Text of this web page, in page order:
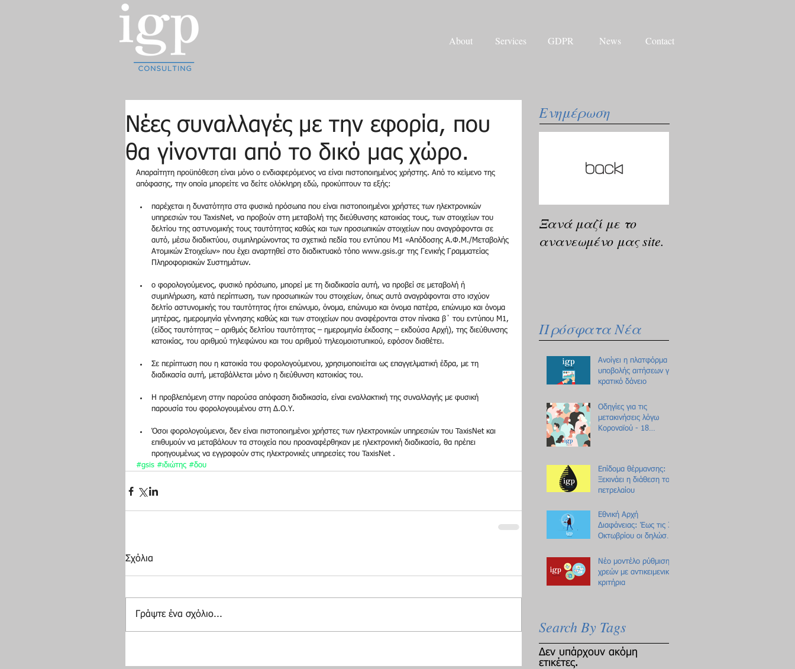
Nέες συναλλαγές με την εφορία, που
θα γίνονται από το δικό μας χώρο.
Απαραίτητη προϋπόθεση είναι μόνο ο ενδιαφερόμενος να είναι πιστοποιημένος χρήστης. Από το κείμενο της
απόφασης, την οποία μπορείτε να δείτε ολόκληρη εδώ, προκύπτουν τα εξής:
παρέχεται η δυνατότητα στα φυσικά πρόσωπα που είναι πιστοποιημένοι χρήστες των ηλεκτρονικών
υπηρεσιών του TaxisNet, να προβούν στη μεταβολή της διεύθυνσης κατοικίας τους, των στοιχείων του
δελτίου της αστυνομικής τους ταυτότητας καθώς και των προσωπικών στοιχείων που αναγράφονται σε
αυτό, μέσω διαδικτύου, συμπληρώνοντας τα σχετικά πεδία του εντύπου Μ1 «Απόδοσης Α.Φ.Μ./Μεταβολής
Ατομικών Στοιχείων» που έχει αναρτηθεί στο διαδικτυακό τόπο www.gsis.gr της Γενικής Γραμματείας
Πληροφοριακών Συστημάτων.
ο φορολογούμενος, φυσικό πρόσωπο, μπορεί με τη διαδικασία αυτή, να προβεί σε μεταβολή ή
συμπλήρωση, κατά περίπτωση, των προσωπικών του στοιχείων, όπως αυτά αναγράφονται στο ισχύον
δελτίο αστυνομικής του ταυτότητας ήτοι επώνυμο, όνομα, επώνυμο και όνομα πατέρα, επώνυμο και όνομα
μητέρας, ημερομηνία γέννησης καθώς και των στοιχείων που αναφέρονται στον πίνακα β΄ του εντύπου Μ1,
(είδος ταυτότητας – αριθμός δελτίου ταυτότητας – ημερομηνία έκδοσης – εκδούσα Αρχή), της διεύθυνσης
κατοικίας, του αριθμού τηλεφώνου και του αριθμού τηλεομοιοτυπικού, εφόσον διαθέτει.
Σε περίπτωση που η κατοικία του φορολογούμενου, χρησιμοποιείται ως επαγγελματική έδρα, με τη
διαδικασία αυτή, μεταβάλλεται μόνο η διεύθυνση κατοικίας του.
Η προβλεπόμενη στην παρούσα απόφαση διαδικασία, είναι εναλλακτική της συναλλαγής με φυσική
παρουσία του φορολογουμένου στη Δ.Ο.Υ.
Όσοι φορολογούμενοι, δεν είναι πιστοποιημένοι χρήστες των ηλεκτρονικών υπηρεσιών του TaxisΝet και
επιθυμούν να μεταβάλουν τα στοιχεία που προαναφέρθηκαν με ηλεκτρονική διαδικασία, θα πρέπει
προηγουμένως να εγγραφούν στις ηλεκτρονικές υπηρεσίες του TaxisΝet .
#gsis #ιδιώτης #δου
Σχόλια
Γράψτε ένα σχόλιο...
Ενημέρωση
Ξανά μαζί με το
ανανεωμένο μας site.
Πρόσφατα Νέα
Ανοίγει η πλατφόρμα
υποβολής αιτήσεων για
κρατικό δάνειο
Οδηγίες για τις
μετακινήσεις λόγω
Κοροναϊού - 18
Επίδομα θέρμανσης:
Ξεκινάει η διάθεση του
πετρελαίου
Εθνική Αρχή
Διαφάνειας: Έως τις 31
Οκτωβρίου οι δηλώσεις
Νέο μοντέλο ρύθμισης
χρεών με αντικειμενικά
κριτήρια
Search By Tags
Δεν υπάρχουν ακόμη
ετικέτες.
About Services GDPR News Contact